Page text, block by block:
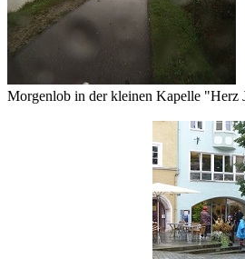
Morgenlob in der kleinen Kapelle "Herz